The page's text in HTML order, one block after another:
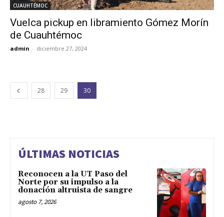
CUAUHTÉMOC
Vuelca pickup en libramiento Gómez Morín
de Cuauhtémoc
admin - diciembre 27, 2024
28 29 30
ÚLTIMAS NOTICIAS
Reconocen a la UT Paso del
Norte por su impulso a la
donación altruista de sangre
agosto 7, 2026